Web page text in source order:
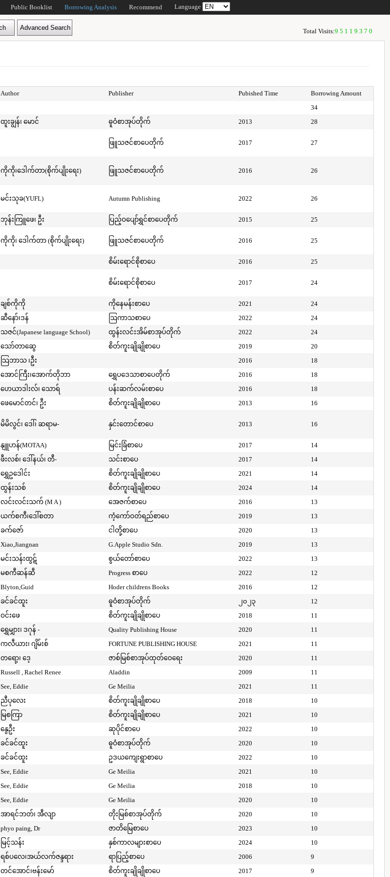
Public Booklist Borrowing Analysis Recommend Language
Total Visits:95119370
Author Publisher Pubished Time
Borrowing Amount
34
ထူးချွန်၊ မောင် ဓူဝံစာအုပ်တိုက် 2013 28
ဖြူသဇင်စာပေတိုက် 2017 27
ကိုကို၊ဒေါက်တာ(စိုက်ပျိုးရေး) ဖြူသဇင်စာပေတိုက် 2016 26
မင်းသုခ(YUFL) Autumn Publishing 2022 26
ဘုန်းကြူဖေ၊ ဦး ပြည့်ဝပျော်ရွှင်စာပေတိုက် 2015 25
ကိုကို၊ ဒေါက်တာ (စိုက်ပျိုးရေး) ဖြူသဇင်စာပေတိုက် 2016 25
စိမ်းရောင်စိုစာပေ 2016 25
စိမ်းရောင်စိုစာပေ 2017 24
ချစ်ကိုကို ကိုနေမန်းစာပေ 2021
24
ဆီနော်၊ဒန် ဩကာသစာပေ 2022
24
သဇင်(Japanese language School) ထွန်းလင်းအိမ်စာအုပ်တိုက် 2022
24
သော်တာဆွေ စိတ်ကူးချိုချိုစာပေ 2019
20
သြဘာသ ၊ဦး 2016
18
အောင်ကြီး၊အောက်တိုဘာ ရွှေပဒေသာစာပေတိုက် 2016
18
ဟေယာဒါးလ်၊ သောရ် ပန်းဆက်လမ်းစာပေ 2016
18
ဖေမောင်တင်၊ ဦး စိတ်ကူးချိုချိုစာပေ 2013 16
မိမိလွင်၊ ဒေါ်၊ ဆရာမ- နှင်းတောင်စာပေ 2013 16
နျူဟန်(MOTAA) မြင်းခြံစာပေ 2017
14
ဖီးလစ်၊ ဒေါ်နယ်၊ တီ- သင်းစာပေ 2017
14
ရွှေဥဒေါင်း စိတ်ကူးချိုချိုစာပေ 2021
14
ထွန်းသစ် စိတ်ကူးချိုချိုစာပေ 2024
14
လင်းလင်းသက် (M A ) အေဇက်စာပေ 2016
13
ယက်စကီ၊ဒေါ်စတာ ကံ့ကော်ဝတ်ရည်စာပေ 2019
13
ခက်ဇော် ငါတို့စာပေ 2020
13
Xiao,Jiangnan G.Apple Studio Sdn. 2019
13
မင်းသန်းထွဋ် စွယ်တော်စာပေ 2022
13
မစကီဆန်ဆီ Progress စာပေ 2022
12
Blyton,Guid Hoder childrens Books 2016
12
ခင်ခင်ထူး ဓူဝံစာအုပ်တိုက် ၂၀၂၃
12
ဝင်းဖေ စိတ်ကူးချိုချိုစာပေ 2018
11
ရွှေမျှား၊ ဒဂုန် - Quality Publishing House 2020
11
ကလီယား၊ ဂျိမ်းစ် FORTUNE PUBLISHING HOUSE 2021
11
တရော့၊ ဒေ့ ဇာစ်မြစ်စာအုပ်ထုတ်ဝေရေး 2020
11
Russell , Rachel Renee Aladdin 2009
11
See, Eddie Ge Meilia 2021
11
ညီပုလေး စိတ်ကူးချိုချိုစာပေ 2018
10
မြစကြာ စိတ်ကူးချိုချိုစာပေ 2021
10
နွေဦး ဆုပိုင်စာပေ 2022
10
ခင်ခင်ထူး ဓူဝံစာအုပ်တိုက် 2020
10
ခင်ခင်ထူး ဥဒယကျေးရွာစာပေ 2022
10
See, Eddie Ge Meilia 2021
10
See, Eddie Ge Meilia 2018
10
See, Eddie Ge Meilia 2020
10
အာရင်ဘတ်၊ အီလျာ တိုးမြစ်စာအုပ်တိုက် 2020
10
phyo paing, Dr ဇာတိမြေစာပေ 2023
10
မြင့်သန်း နှစ်ကာလများစာပေ 2024
10
ရစ်ပလေ၊အယ်လက်ဇန္ဒရား ရာပြည့်စာပေ 2006
9
တင်အောင်၊ဗန်းမော် စိတ်ကူးချိုချိုစာပေ 2017 9